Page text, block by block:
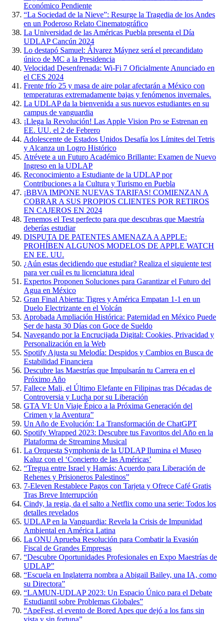
Económico Pendiente
“La Sociedad de la Nieve”: Resurge la Tragedia de los Andes
en un Poderoso Relato Cinematográfico
La Universidad de las Américas Puebla presenta el Día
UDLAP Cancún 2024
Lo destapó Samuel: Álvarez Máynez será el precandidato
único de MC a la Presidencia
Velocidad Desenfrenada: Wi-Fi 7 Oficialmente Anunciado en
el CES 2024
Frente frío 25 y masa de aire polar afectarán a México con
temperaturas extremadamente bajas y fenómenos invernales.
La UDLAP da la bienvenida a sus nuevos estudiantes en su
campus de vanguardia
¡Llega la Revolución! Las Apple Vision Pro se Estrenan en
EE. UU. el 2 de Febrero
Adolescente de Estados Unidos Desafía los Límites del Tetris
y Alcanza un Logro Histórico
Atrévete a un Futuro Académico Brillante: Examen de Nuevo
Ingreso en la UDLAP
Reconocimiento a Estudiante de la UDLAP por
Contribuciones a la Cultura y Turismo en Puebla
¡BBVA IMPONE NUEVAS TARIFAS! COMIENZAN A
COBRAR A SUS PROPIOS CLIENTES POR RETIROS
EN CAJEROS EN 2024
Tenemos el Test perfecto para que descubras que Maestría
deberías estudiar
DISPUTA DE PATENTES AMENAZA A APPLE:
PROHÍBEN ALGUNOS MODELOS DE APPLE WATCH
EN EE. UU.
¿Aún estas decidiendo que estudiar? Realiza el siguiente test
para ver cuál es tu licenciatura ideal
Expertos Proponen Soluciones para Garantizar el Futuro del
Agua en México
Gran Final Abierta: Tigres y América Empatan 1-1 en un
Duelo Electrizante en el Volcán
Aprobada Ampliación Histórica: Paternidad en México Puede
Ser de hasta 30 Días con Goce de Sueldo
Navegando por la Encrucijada Digital: Cookies, Privacidad y
Personalización en la Web
Spotify Ajusta su Melodía: Despidos y Cambios en Busca de
Estabilidad Financiera
Descubre las Maestrías que Impulsarán tu Carrera en el
Próximo Año
Fallece Mali, el Último Elefante en Filipinas tras Décadas de
Controversia y Lucha por su Liberación
GTA VI: Un Viaje Épico a la Próxima Generación del
Crimen y la Aventura”
Un Año de Evolución: La Transformación de ChatGPT
Spotify Wrapped 2023: Descubre tus Favoritos del Año en la
Plataforma de Streaming Musical
La Orquesta Symphonia de la UDLAP Ilumina el Museo
Kaluz con el ‘Concierto de las Américas’
“Tregua entre Israel y Hamás: Acuerdo para Liberación de
Rehenes y Prisioneros Palestinos”
7-Eleven Restablece Pagos con Tarjeta y Ofrece Café Gratis
Tras Breve Interrupción
Cindy, la regia, da el salto a Netflix como una serie: Todos los
detalles revelados
UDLAP en la Vanguardia: Revela la Crisis de Impunidad
Ambiental en América Latina
La ONU Aprueba Resolución para Combatir la Evasión
Fiscal de Grandes Empresas
“Descubre Oportunidades Profesionales en Expo Maestrías de
UDLAP”
“Escuela en Inglaterra nombra a Abigail Bailey, una IA, como
su Directora”
“LAMUN-UDLAP 2023: Un Espacio Único para el Debate
Estudiantil sobre Problemas Globales”
“ApeFest, el evento de Bored Apes que dejó a los fans sin
vista y sin fortuna”